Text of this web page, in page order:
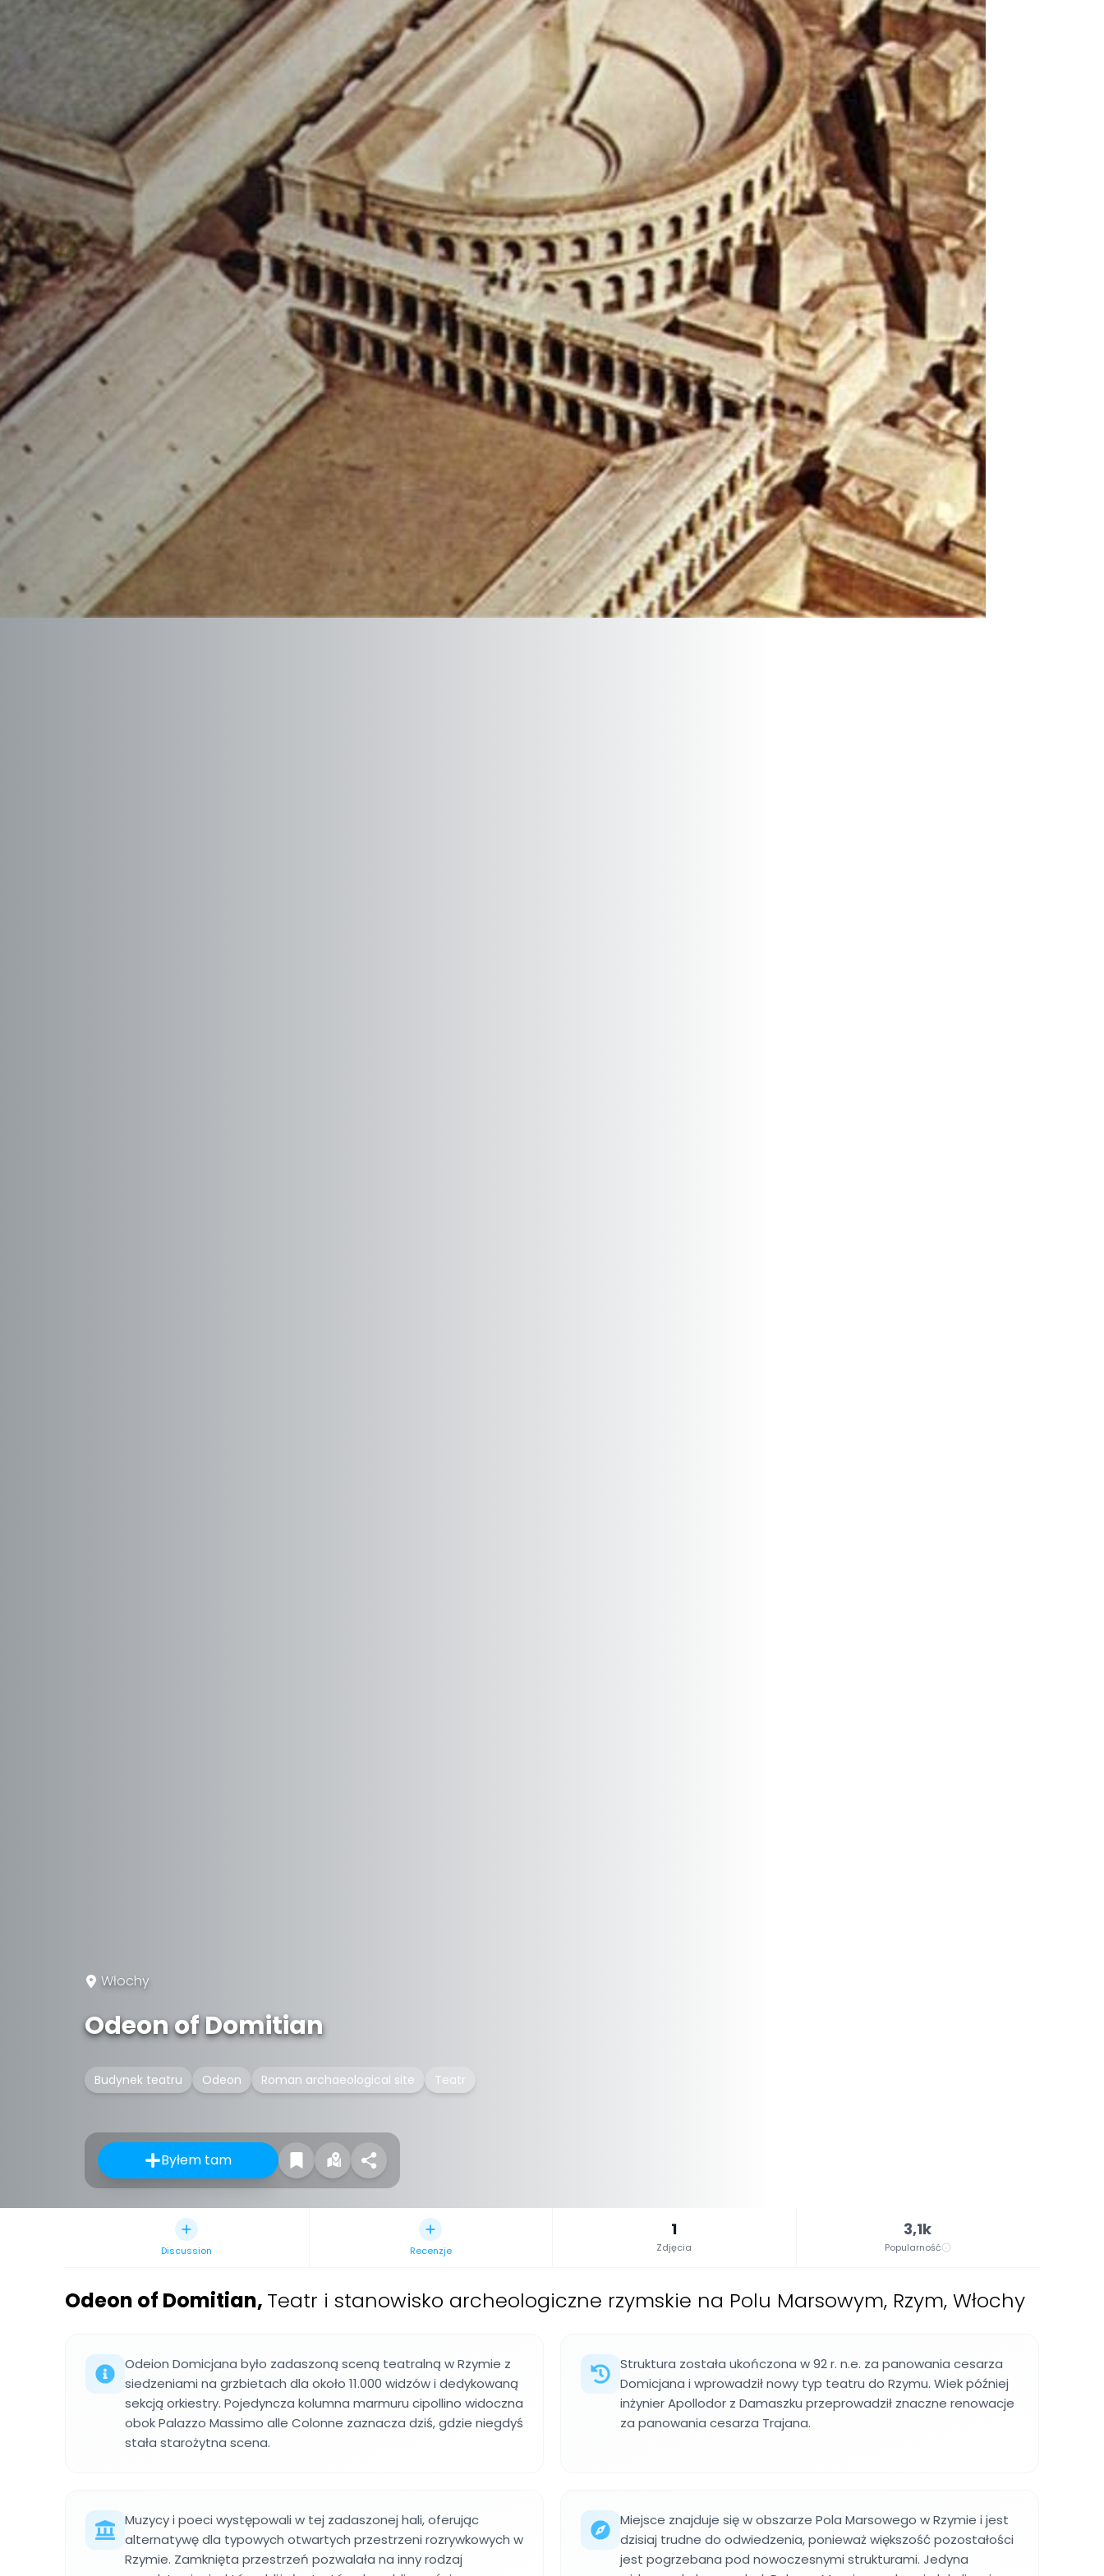
Włochy
Odeon of Domitian
Budynek teatru Odeon Roman archaeological site Teatr
Byłem tam
Discussion Recenzje
1
Zdjęcia
3,1k
Popularność
Odeon of Domitian, Teatr i stanowisko archeologiczne rzymskie na Polu Marsowym, Rzym, Włochy
Odeion Domicjana było zadaszoną sceną teatralną w Rzymie z
siedzeniami na grzbietach dla około 11.000 widzów i dedykowaną
sekcją orkiestry. Pojedyncza kolumna marmuru cipollino widoczna
obok Palazzo Massimo alle Colonne zaznacza dziś, gdzie niegdyś
stała starożytna scena.
Struktura została ukończona w 92 r. n.e. za panowania cesarza
Domicjana i wprowadził nowy typ teatru do Rzymu. Wiek później
inżynier Apollodor z Damaszku przeprowadził znaczne renowacje
za panowania cesarza Trajana.
Muzycy i poeci występowali w tej zadaszonej hali, oferując
alternatywę dla typowych otwartych przestrzeni rozrywkowych w
Rzymie. Zamknięta przestrzeń pozwalała na inny rodzaj
Miejsce znajduje się w obszarze Pola Marsowego w Rzymie i jest
dzisiaj trudne do odwiedzenia, ponieważ większość pozostałości
jest pogrzebana pod nowoczesnymi strukturami. Jedyna